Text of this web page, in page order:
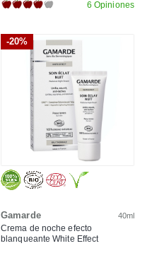
6 Opiniones
-20%
Gamarde 40ml
Crema de noche efecto
blanqueante White Effect